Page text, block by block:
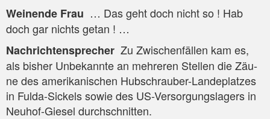
Wei­nen­de Frau … Das geht doch nicht so ! Hab
doch gar nichts getan ! …
Nach­rich­ten­spre­cher Zu Zwi­schen­fäl­len kam es,
als bis­her Unbe­kann­te an meh­re­ren Stel­len die Zäu­
ne des ame­ri­ka­ni­schen Hub­schrau­ber-Lan­de­plat­zes
in Ful­da-Sickels sowie des US-Ver­sor­gungs­la­gers in
Neu­hof-Gie­sel durchschnitten.